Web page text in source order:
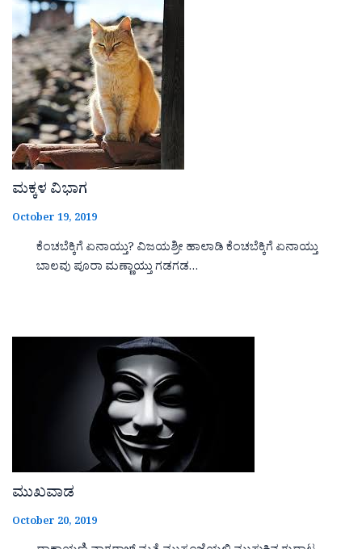
ಮಕ್ಕಳ ವಿಭಾಗ
October 19, 2019
ಕೆಂಚಬೆಕ್ಕಿಗೆ ಏನಾಯ್ತು? ವಿಜಯಶ್ರೀ ಹಾಲಾಡಿ ಕೆಂಚಬೆಕ್ಕಿಗೆ ಏನಾಯ್ತು
ಬಾಲವು ಪೂರಾ ಮಣ್ಣಾಯ್ತು ಗಡಗಡ…
ಮುಖವಾಡ
October 20, 2019